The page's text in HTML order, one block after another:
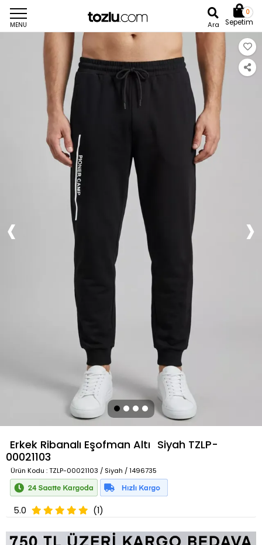
MENU Ara
0
Sepetim
Erkek Ribanalı Eşofman Altı Siyah TZLP-
00021103
Ürün Kodu : TZLP-00021103 / Siyah / 1496735
5.0 (1)